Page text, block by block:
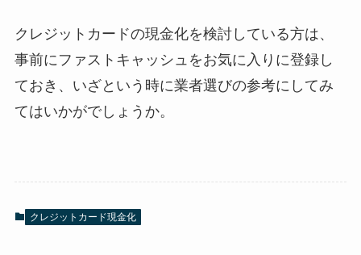
クレジットカードの現金化を検討している方は、
事前にファストキャッシュをお気に入りに登録し
ておき、いざという時に業者選びの参考にしてみ
てはいかがでしょうか。
クレジットカード現金化